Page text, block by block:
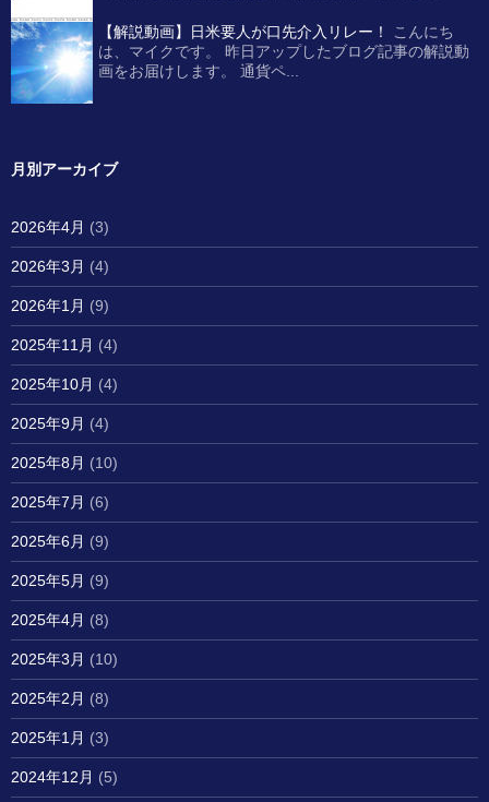
【解説動画】日米要人が口先介入リレー！
こんにち
は、マイクです。 昨日アップしたブログ記事の解説動
画をお届けします。 通貨ペ...
月別アーカイブ
2026年4月 (3)
2026年3月 (4)
2026年1月 (9)
2025年11月 (4)
2025年10月 (4)
2025年9月 (4)
2025年8月 (10)
2025年7月 (6)
2025年6月 (9)
2025年5月 (9)
2025年4月 (8)
2025年3月 (10)
2025年2月 (8)
2025年1月 (3)
2024年12月 (5)